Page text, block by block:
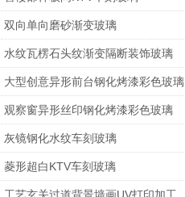
双向单向磨砂渐变玻璃
水纹瓦楞石头纹渐变隔断装饰玻璃
大型创意异形前台钢化烤漆彩色玻璃
观察窗异形丝印钢化烤漆彩色玻璃
灰镜钢化水纹车刻玻璃
菱形超白KTV车刻玻璃